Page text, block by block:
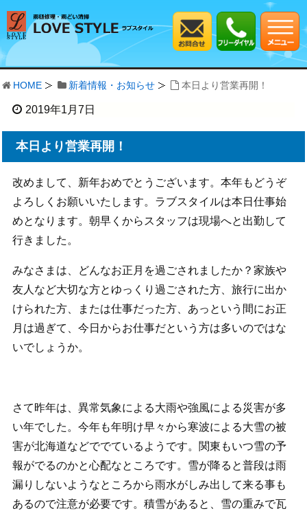
HOME 新着情報・お知らせ 本日より営業再開！
2019年1月7日
本日より営業再開！
改めまして、新年おめでとうございます。本年もどうぞ
よろしくお願いいたします。ラブスタイルは本日仕事始
めとなります。朝早くからスタッフは現場へと出勤して
行きました。
みなさまは、どんなお正月を過ごされましたか？家族や
友人など大切な方とゆっくり過ごされた方、旅行に出か
けられた方、または仕事だった方、あっという間にお正
月は過ぎて、今日からお仕事だという方は多いのではな
いでしょうか。
さて昨年は、異常気象による大雨や強風による災害が多
い年でした。今年も年明け早々から寒波による大雪の被
害が北海道などででているようです。関東もいつ雪の予
報がでるのかと心配なところです。雪が降ると普段は雨
漏りしないようなところから雨水がしみ出して来る事も
あるので注意が必要です。積雪があると、雪の重みで瓦